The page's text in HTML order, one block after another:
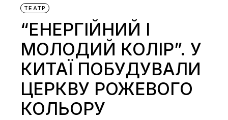
ТЕАТР
“ЕНЕРГІЙНИЙ І
МОЛОДИЙ КОЛІР”. У
КИТАЇ ПОБУДУВАЛИ
ЦЕРКВУ РОЖЕВОГО
КОЛЬОРУ